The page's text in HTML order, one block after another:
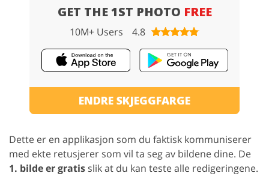
ENDRE SKJEGGFARGE
GET THE 1ST PHOTO FREE
10M+ Users 4.8
Dette er en applikasjon som du faktisk kommuniserer
med ekte retusjerer som vil ta seg av bildene dine. De
1. bilde er gratis slik at du kan teste alle redigeringene.